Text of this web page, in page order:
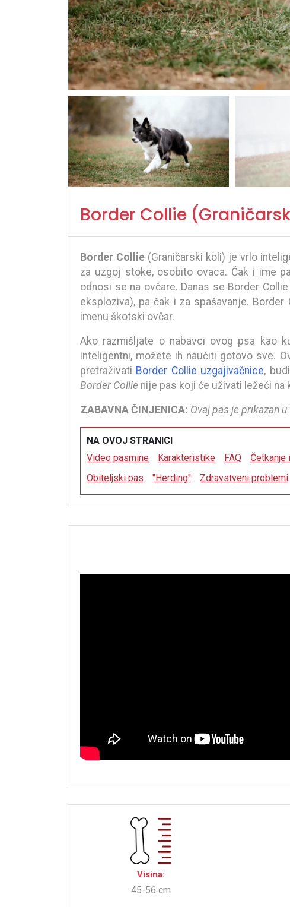
Border Collie
Border Collie(Graničarski koli) je vrlo
za uzgoj stoke, osobito ovaca. Čak i ime
odnosi se na ovčare. Danas se Border
eksploziva), pa čak i za spašavanje.
imenu škotski ovčar.
Ako razmišljate o nabavci ovog psa kao
inteligentni, možete ih naučiti gotovo sve.
pretraživati Border Collie uzgajivačnice,
Border Collie nije pas koji će uživati ležeći na
ZABAVNA ČINJENICA: Ovaj pas je prikazan
NA OVOJ STRANICI
Video pasmine
Karakteristike FAQ Četkanje
Obiteljski pas
"Herding" Zdravstveni problemi
Visina:
45-56 cm